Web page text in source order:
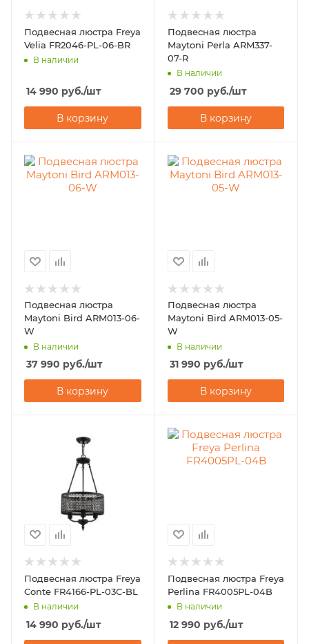
Подвесная люстра Freya
Velia FR2046-PL-06-BR
В наличии
14 990 руб./шт
В корзину
Подвесная люстра
Maytoni Perla ARM337-
07-R
В наличии
29 700 руб./шт
В корзину
Подвесная люстра
Maytoni Bird ARM013-06-
W
В наличии
37 990 руб./шт
В корзину
Подвесная люстра
Maytoni Bird ARM013-05-
W
В наличии
31 990 руб./шт
В корзину
Подвесная люстра Freya
Conte FR4166-PL-03C-BL
В наличии
14 990 руб./шт
Подвесная люстра Freya
Perlina FR4005PL-04B
В наличии
12 990 руб./шт